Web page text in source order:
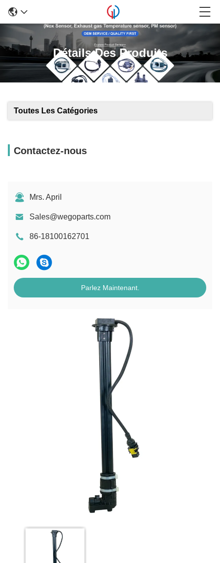
Détails Des Produits
Toutes Les Catégories
Contactez-nous
Mrs. April
Sales@wegoparts.com
86-18100162701
Parlez Maintenant.